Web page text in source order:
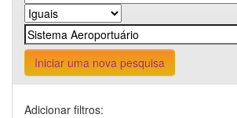
Iniciar uma nova pesquisa
Adicionar filtros: